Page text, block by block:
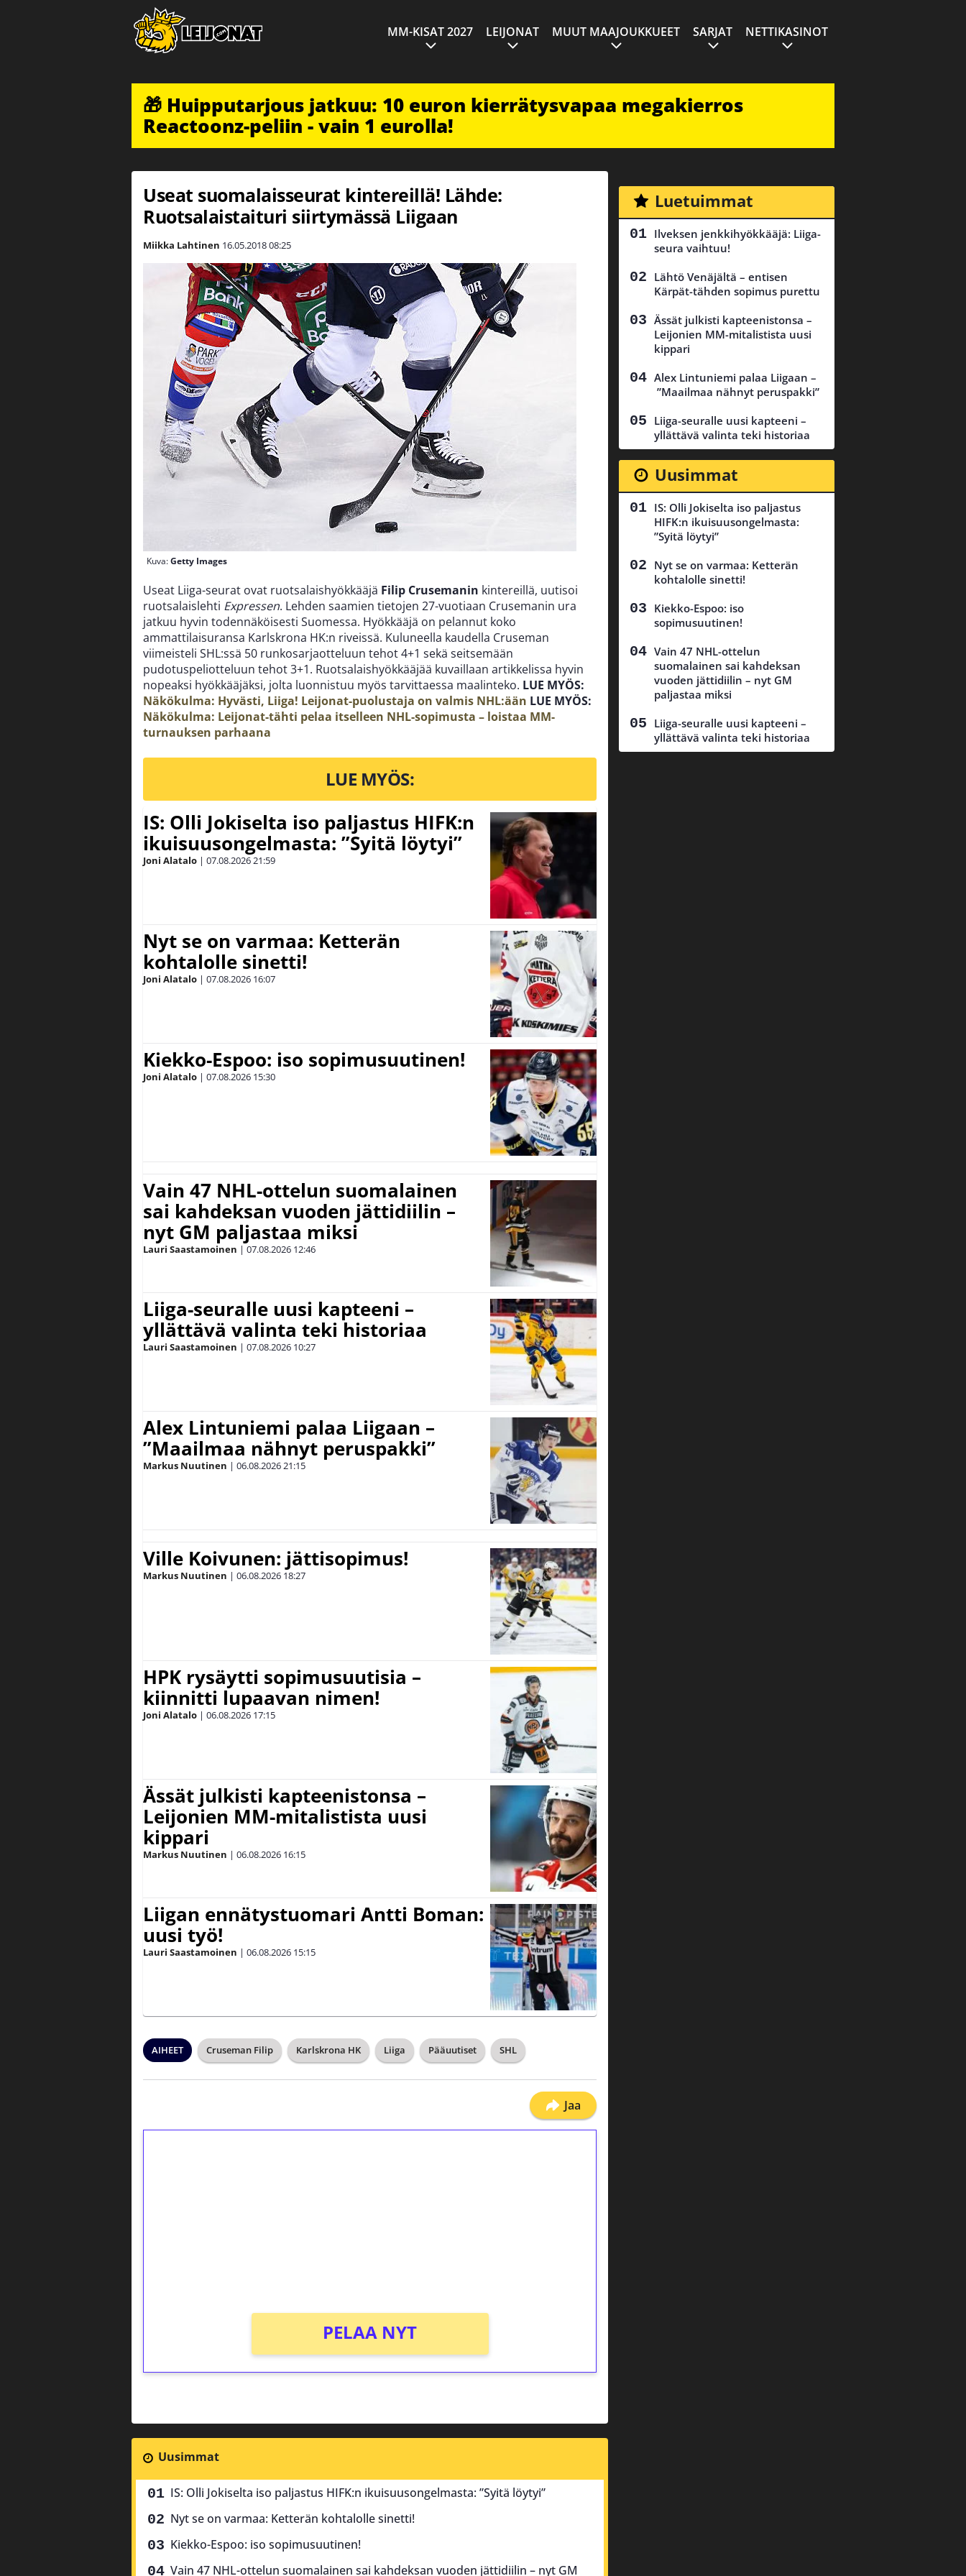
MM-KISAT 2027 LEIJONAT MUUT MAAJOUKKUEET SARJAT NETTIKASINOT
🎁 Huipputarjous jatkuu: 10 euron kierrätysvapaa megakierros
Reactoonz-peliin - vain 1 eurolla!
Useat suomalaisseurat kintereillä! Lähde:
Ruotsalaistaituri siirtymässä Liigaan
Miikka Lahtinen 16.05.201808:25
Kuva:Getty Images
Useat Liiga-seurat ovat ruotsalaishyökkääjä Filip Crusemanin kintereillä, uutisoi
ruotsalaislehti Expressen. Lehden saamien tietojen 27-vuotiaan Crusemanin ura
jatkuu hyvin todennäköisesti Suomessa. Hyökkääjä on pelannut koko
ammattilaisuransa Karlskrona HK:n riveissä. Kuluneella kaudella Cruseman
viimeisteli SHL:ssä 50 runkosarjaotteluun tehot 4+1 sekä seitsemään
pudotuspeliotteluun tehot 3+1. Ruotsalaishyökkääjää kuvaillaan artikkelissa hyvin
nopeaksi hyökkääjäksi, jolta luonnistuu myös tarvittaessa maalinteko. LUE MYÖS:
Näkökulma: Hyvästi, Liiga! Leijonat-puolustaja on valmis NHL:ään LUE MYÖS:
Näkökulma: Leijonat-tähti pelaa itselleen NHL-sopimusta – loistaa MM-
turnauksen parhaana
LUE MYÖS:
IS: Olli Jokiselta iso paljastus HIFK:n
ikuisuusongelmasta: ”Syitä löytyi”
Joni Alatalo | 07.08.202621:59
Nyt se on varmaa: Ketterän
kohtalolle sinetti!
Joni Alatalo | 07.08.2026 16:07
Kiekko-Espoo: iso sopimusuutinen!
Joni Alatalo | 07.08.2026 15:30
Vain 47 NHL-ottelun suomalainen
sai kahdeksan vuoden jättidiilin –
nyt GM paljastaa miksi
Lauri Saastamoinen | 07.08.2026 12:46
Liiga-seuralle uusi kapteeni –
yllättävä valinta teki historiaa
Lauri Saastamoinen | 07.08.2026 10:27
Alex Lintuniemi palaa Liigaan –
”Maailmaa nähnyt peruspakki”
Markus Nuutinen | 06.08.202621:15
Ville Koivunen: jättisopimus!
Markus Nuutinen | 06.08.2026 18:27
HPK rysäytti sopimusuutisia –
kiinnitti lupaavan nimen!
Joni Alatalo | 06.08.2026 17:15
Ässät julkisti kapteenistonsa –
Leijonien MM-mitalistista uusi
kippari
Markus Nuutinen | 06.08.2026 16:15
Liigan ennätystuomari Antti Boman:
uusi työ!
Lauri Saastamoinen | 06.08.2026 15:15
AIHEET Cruseman Filip Karlskrona HK Liiga Pääuutiset SHL
Jaa
PELAA NYT
Uusimmat
IS: Olli Jokiselta iso paljastus HIFK:n ikuisuusongelmasta: ”Syitä löytyi”
Nyt se on varmaa: Ketterän kohtalolle sinetti!
Kiekko-Espoo: iso sopimusuutinen!
Vain 47 NHL-ottelun suomalainen sai kahdeksan vuoden jättidiilin – nyt GM
Luetuimmat
Ilveksen jenkkihyökkääjä: Liiga-
seura vaihtuu!
Lähtö Venäjältä – entisen
Kärpät-tähden sopimus purettu
Ässät julkisti kapteenistonsa –
Leijonien MM-mitalistista uusi
kippari
Alex Lintuniemi palaa Liigaan –
”Maailmaa nähnyt peruspakki”
Liiga-seuralle uusi kapteeni –
yllättävä valinta teki historiaa
Uusimmat
IS: Olli Jokiselta iso paljastus
HIFK:n ikuisuusongelmasta:
”Syitä löytyi”
Nyt se on varmaa: Ketterän
kohtalolle sinetti!
Kiekko-Espoo: iso
sopimusuutinen!
Vain 47 NHL-ottelun
suomalainen sai kahdeksan
vuoden jättidiilin – nyt GM
paljastaa miksi
Liiga-seuralle uusi kapteeni –
yllättävä valinta teki historiaa